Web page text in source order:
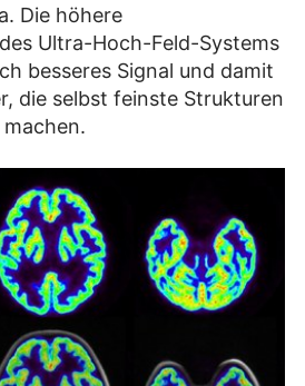
Die höhere
Ultra-Hoch-Feld-Systems
besseres Signal und damit
die selbst feinste Strukturen